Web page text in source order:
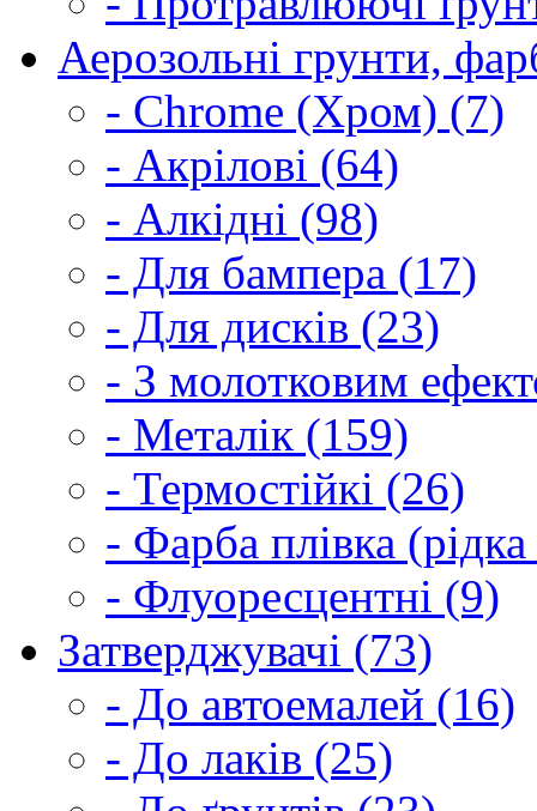
Аерозольні грунти,
- Chrome (Хром) (7)
- Акрілові (64)
- Алкідні (98)
- Для бампера (17)
- Для дисків (23)
- З молотковим
- Металік (159)
- Термостійкі (26)
- Фарба плівка
- Флуоресцентні (9)
Затверджувачі (73)
- До автоемалей (16)
- До лаків (25)